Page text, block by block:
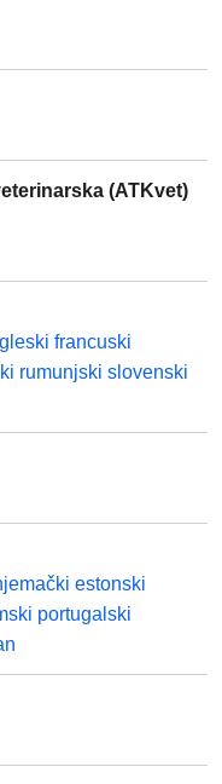
(ATKvet)
francuski
rumunjski slovenski
estonski
portugalski